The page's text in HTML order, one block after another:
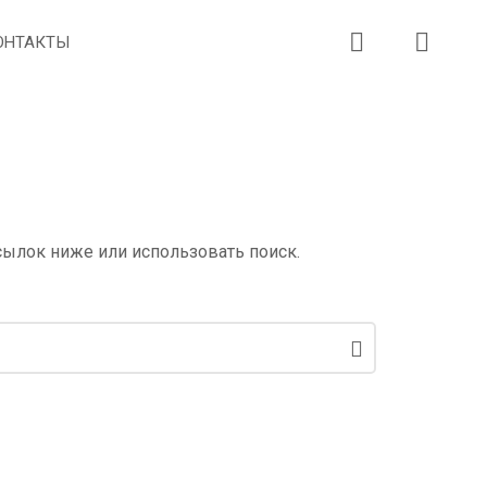
ниже или использовать поиск.